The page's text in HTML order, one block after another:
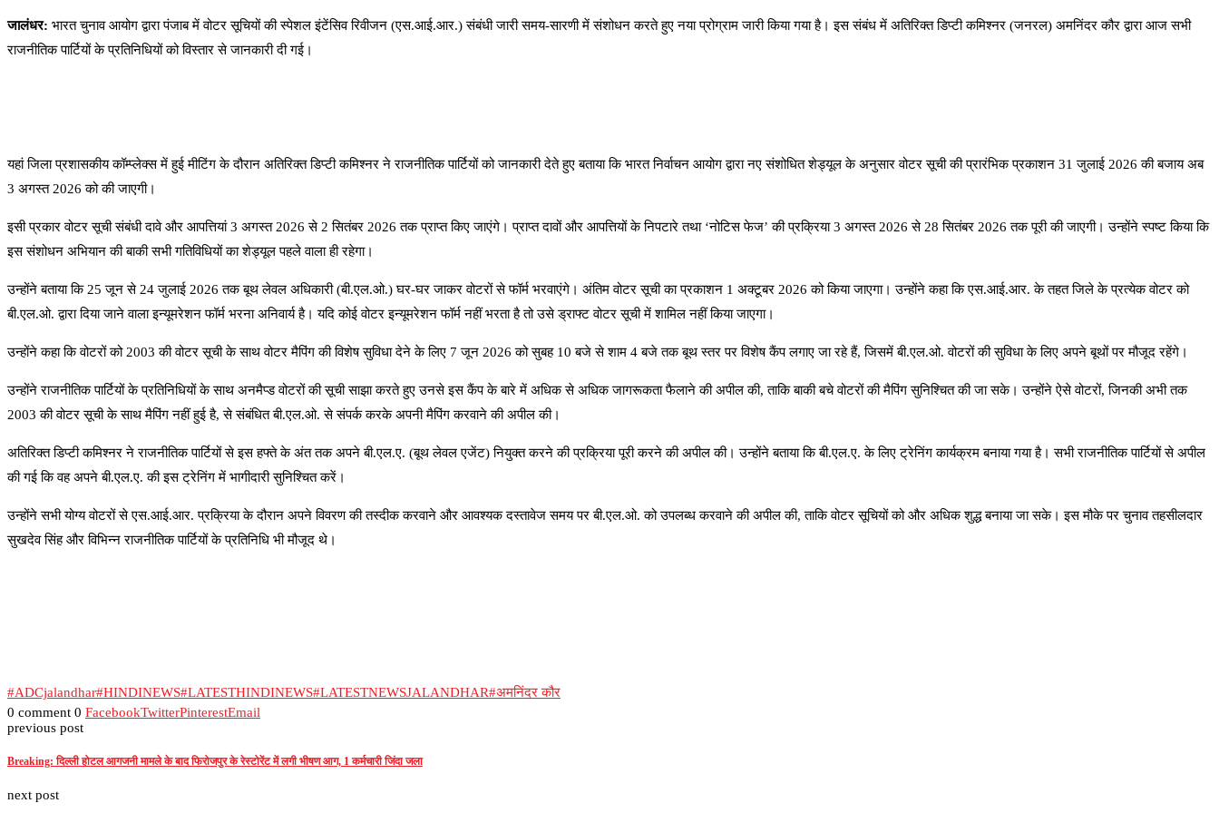
जालंधर: भारत चुनाव आयोग द्वारा पंजाब में वोटर सूचियों की स्पेशल इंटेंसिव रिवीजन (एस.आई.आर.) संबंधी जारी समय-सारणी में संशोधन करते हुए नया प्रोग्राम जारी किया गया है। इस संबंध में अतिरिक्त डिप्टी कमिश्नर (जनरल) अमनिंदर कौर द्वारा आज सभी
राजनीतिक पार्टियों के प्रतिनिधियों को विस्तार से जानकारी दी गई।
यहां जिला प्रशासकीय कॉम्प्लेक्स में हुई मीटिंग के दौरान अतिरिक्त डिप्टी कमिश्नर ने राजनीतिक पार्टियों को जानकारी देते हुए बताया कि भारत निर्वाचन आयोग द्वारा नए संशोधित शेड्यूल के अनुसार वोटर सूची की प्रारंभिक प्रकाशन 31 जुलाई 2026 की बजाय अब
3 अगस्त 2026 को की जाएगी।
इसी प्रकार वोटर सूची संबंधी दावे और आपत्तियां 3 अगस्त 2026 से 2 सितंबर 2026 तक प्राप्त किए जाएंगे। प्राप्त दावों और आपत्तियों के निपटारे तथा ‘नोटिस फेज’ की प्रक्रिया 3 अगस्त 2026 से 28 सितंबर 2026 तक पूरी की जाएगी। उन्होंने स्पष्ट किया कि
इस संशोधन अभियान की बाकी सभी गतिविधियों का शेड्यूल पहले वाला ही रहेगा।
उन्होंने बताया कि 25 जून से 24 जुलाई 2026 तक बूथ लेवल अधिकारी (बी.एल.ओ.) घर-घर जाकर वोटरों से फॉर्म भरवाएंगे। अंतिम वोटर सूची का प्रकाशन 1 अक्टूबर 2026 को किया जाएगा। उन्होंने कहा कि एस.आई.आर. के तहत जिले के प्रत्येक वोटर को
बी.एल.ओ. द्वारा दिया जाने वाला इन्यूमरेशन फॉर्म भरना अनिवार्य है। यदि कोई वोटर इन्यूमरेशन फॉर्म नहीं भरता है तो उसे ड्राफ्ट वोटर सूची में शामिल नहीं किया जाएगा।
उन्होंने कहा कि वोटरों को 2003 की वोटर सूची के साथ वोटर मैपिंग की विशेष सुविधा देने के लिए 7 जून 2026 को सुबह 10 बजे से शाम 4 बजे तक बूथ स्तर पर विशेष कैंप लगाए जा रहे हैं, जिसमें बी.एल.ओ. वोटरों की सुविधा के लिए अपने बूथों पर मौजूद रहेंगे।
उन्होंने राजनीतिक पार्टियों के प्रतिनिधियों के साथ अनमैप्ड वोटरों की सूची साझा करते हुए उनसे इस कैंप के बारे में अधिक से अधिक जागरूकता फैलाने की अपील की, ताकि बाकी बचे वोटरों की मैपिंग सुनिश्चित की जा सके। उन्होंने ऐसे वोटरों, जिनकी अभी तक
2003 की वोटर सूची के साथ मैपिंग नहीं हुई है, से संबंधित बी.एल.ओ. से संपर्क करके अपनी मैपिंग करवाने की अपील की।
अतिरिक्त डिप्टी कमिश्नर ने राजनीतिक पार्टियों से इस हफ्ते के अंत तक अपने बी.एल.ए. (बूथ लेवल एजेंट) नियुक्त करने की प्रक्रिया पूरी करने की अपील की। उन्होंने बताया कि बी.एल.ए. के लिए ट्रेनिंग कार्यक्रम बनाया गया है। सभी राजनीतिक पार्टियों से अपील
की गई कि वह अपने बी.एल.ए. की इस ट्रेनिंग में भागीदारी सुनिश्चित करें।
उन्होंने सभी योग्य वोटरों से एस.आई.आर. प्रक्रिया के दौरान अपने विवरण की तस्दीक करवाने और आवश्यक दस्तावेज समय पर बी.एल.ओ. को उपलब्ध करवाने की अपील की, ताकि वोटर सूचियों को और अधिक शुद्ध बनाया जा सके। इस मौके पर चुनाव तहसीलदार
सुखदेव सिंह और विभिन्न राजनीतिक पार्टियों के प्रतिनिधि भी मौजूद थे।
#ADCjalandhar#HINDINEWS#LATESTHINDINEWS#LATESTNEWSJALANDHAR#अमनिंदर कौर
0 comment 0 FacebookTwitterPinterestEmail
previous post
Breaking: दिल्ली होटल आगजनी मामले के बाद फिरोजपुर के रेस्टोरेंट में लगी भीषण आग, 1 कर्मचारी जिंदा जला
next post